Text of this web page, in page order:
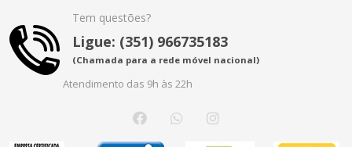
Tem questões?
Ligue: (351) 966735183
(Chamada para a rede móvel nacional)
Atendimento das 9h às 22h